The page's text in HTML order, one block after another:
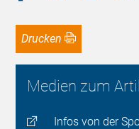
Drucken
Medien zum
Infos von der